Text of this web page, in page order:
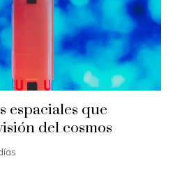
espaciales que
del cosmos